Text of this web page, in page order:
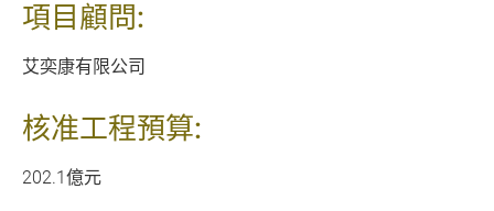
項目顧問:
艾奕康有限公司
核准工程預算:
202.1億元